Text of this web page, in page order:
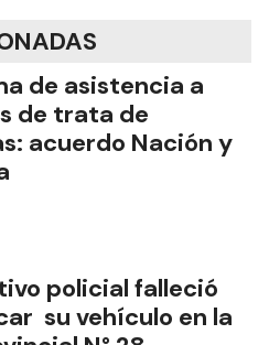
de asistencia a
de trata de
acuerdo Nación y
policial falleció
su vehículo en la